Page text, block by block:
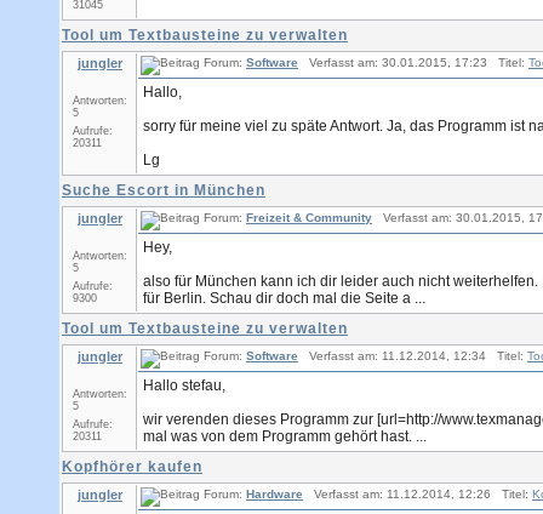
31045
Tool um Textbausteine zu verwalten
jungler
Antworten:
5
Aufrufe:
20311
Forum: Software Verfasst am: 30.01.2015, 17:23 Titel:
Hallo,
sorry für meine viel zu späte Antwort. Ja, das Programm ist
Lg
Suche Escort in München
jungler
Antworten:
5
Aufrufe:
9300
Forum: Freizeit & Community Verfasst am: 30.01.2015,
Hey,
also für München kann ich dir leider auch nicht
für Berlin. Schau dir doch mal die Seite a ...
Tool um Textbausteine zu verwalten
jungler
Antworten:
5
Aufrufe:
20311
Forum: Software Verfasst am: 11.12.2014, 12:34 Titel:
Hallo stefau,
wir verenden dieses Programm zur [url=http://
mal was von dem Programm gehört hast. ...
Kopfhörer kaufen
jungler Forum: Hardware Verfasst am: 11.12.2014, 12:26 Titel: